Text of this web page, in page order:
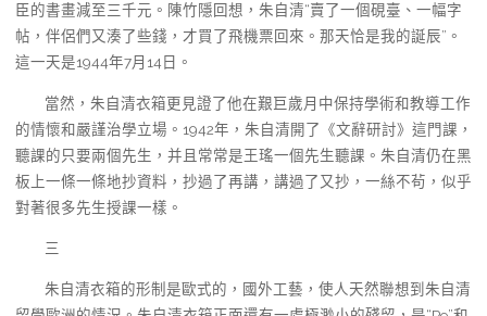
臣的書畫減至三千元。陳竹隱回想，朱自清“賣了一個硯臺、一幅字
帖，伴侶們又湊了些錢，才買了飛機票回來。那天恰是我的誕辰”。
這一天是1944年7月14日。
當然，朱自清衣箱更見證了他在艱巨歲月中保持學術和教導工作
的情懷和嚴謹治學立場。1942年，朱自清開了《文辭研討》這門課，
聽課的只要兩個先生，并且常常是王瑤一個先生聽課。朱自清仍在黑
板上一條一條地抄資料，抄過了再講，講過了又抄，一絲不茍，似乎
對著很多先生授課一樣。
三
朱自清衣箱的形制是歐式的，國外工藝，使人天然聯想到朱自清